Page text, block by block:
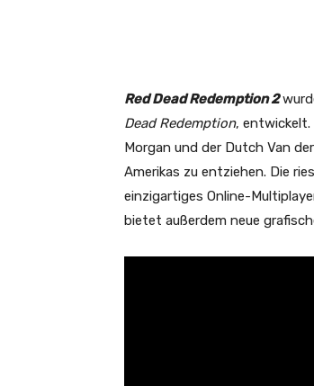
Red Dead Redemption 2
Dead Redemption, entwickelt.
Morgan und der Dutch Van
Amerikas zu entziehen. Die
einzigartiges Online-
bietet außerdem neue